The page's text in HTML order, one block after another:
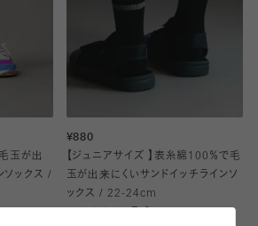
玉が出
ソックス /
¥880
【ジュニアサイズ 】表糸綿100％で毛
玉が出来にくいサンドイッチラインソ
ックス / 22-24cm
5.0